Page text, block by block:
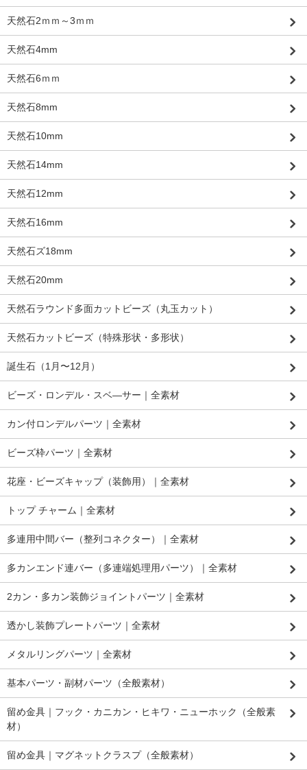
天然石2ｍｍ～3ｍｍ
天然石4mm
天然石6ｍｍ
天然石8mm
天然石10mm
天然石14mm
天然石12mm
天然石16mm
天然石ズ18mm
天然石20mm
天然石ラウンド多面カットビーズ（丸玉カット）
天然石カットビーズ（特殊形状・多形状）
誕生石（1月〜12月）
ビーズ・ロンデル・スベ―サー｜全素材
カン付ロンデルパーツ｜全素材
ビーズ枠パーツ｜全素材
花座・ビーズキャップ（装飾用）｜全素材
トップ チャーム｜全素材
多連用中間バー（整列コネクター）｜全素材
多カンエンド連バー（多連端処理用パーツ）｜全素材
2カン・多カン装飾ジョイントパーツ｜全素材
透かし装飾プレートパーツ｜全素材
メタルリングパーツ｜全素材
基本パーツ・副材パーツ（全般素材）
留め金具｜フック・カニカン・ヒキワ・ニューホック（全般素
材）
留め金具｜マグネットクラスプ（全般素材）